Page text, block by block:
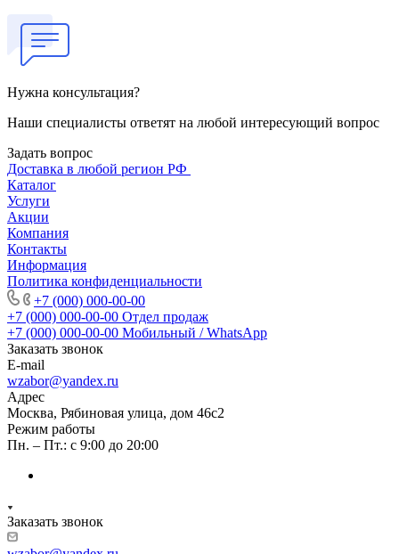
Нужна консультация?
Наши специалисты ответят на любой интересующий вопрос
Задать вопрос
Доставка в любой регион РФ
Каталог
Услуги
Акции
Компания
Контакты
Информация
Политика конфиденциальности
+7 (000) 000-00-00
+7 (000) 000-00-00 Отдел продаж
+7 (000) 000-00-00 Мобильный / WhatsApp
Заказать звонок
E-mail
wzabor@yandex.ru
Адрес
Москва, Рябиновая улица, дом 46с2
Режим работы
Пн. – Пт.: с 9:00 до 20:00
Заказать звонок